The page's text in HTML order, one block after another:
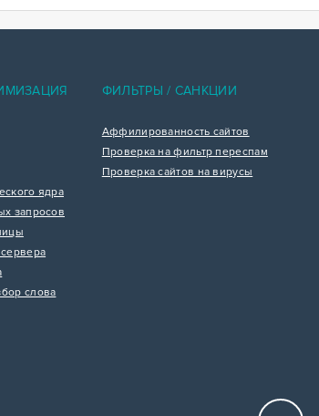
ядра
запросов
слова
ФИЛЬТРЫ / САНКЦИИ
Аффилированность сайтов
Проверка на фильтр переспам
Проверка сайтов на вирусы